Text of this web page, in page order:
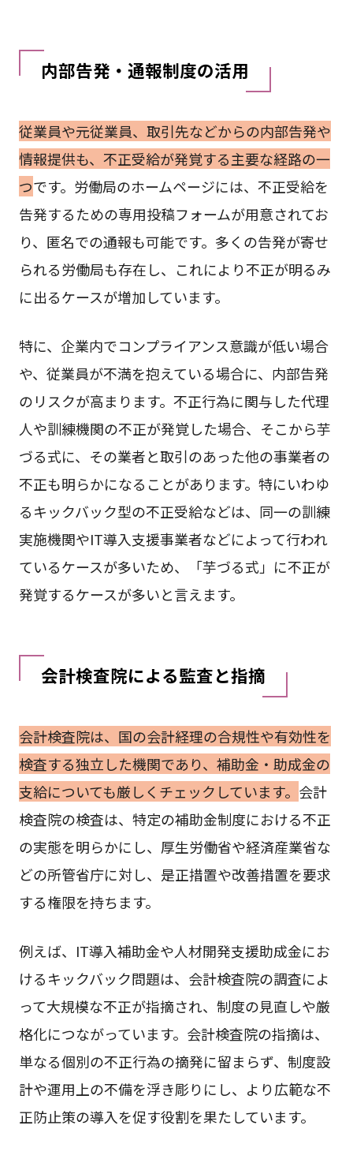
内部告発・通報制度の活用
従業員や元従業員、取引先などからの内部告発や
情報提供も、不正受給が発覚する主要な経路の一
つです。労働局のホームページには、不正受給を
告発するための専用投稿フォームが用意されてお
り、匿名での通報も可能です。多くの告発が寄せ
られる労働局も存在し、これにより不正が明るみ
に出るケースが増加しています。
特に、企業内でコンプライアンス意識が低い場合
や、従業員が不満を抱えている場合に、内部告発
のリスクが高まります。不正行為に関与した代理
人や訓練機関の不正が発覚した場合、そこから芋
づる式に、その業者と取引のあった他の事業者の
不正も明らかになることがあります。特にいわゆ
るキックバック型の不正受給などは、同一の訓練
実施機関やIT導入支援事業者などによって行われ
ているケースが多いため、「芋づる式」に不正が
発覚するケースが多いと言えます。
会計検査院による監査と指摘
会計検査院は、国の会計経理の合規性や有効性を
検査する独立した機関であり、補助金・助成金の
支給についても厳しくチェックしています。 会計
検査院の検査は、特定の補助金制度における不正
の実態を明らかにし、厚生労働省や経済産業省な
どの所管省庁に対し、是正措置や改善措置を要求
する権限を持ちます。
例えば、IT導入補助金や人材開発支援助成金にお
けるキックバック問題は、会計検査院の調査によ
って大規模な不正が指摘され、制度の見直しや厳
格化につながっています。会計検査院の指摘は、
単なる個別の不正行為の摘発に留まらず、制度設
計や運用上の不備を浮き彫りにし、より広範な不
正防止策の導入を促す役割を果たしています。